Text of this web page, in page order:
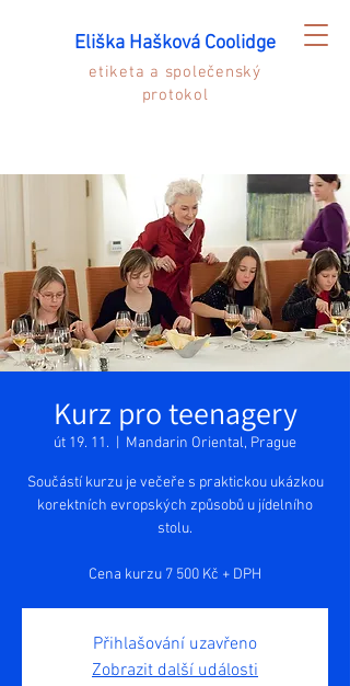
etiketa a společenský
protokol
Eliška Hašková Coolidge
Kurz pro teenagery
út 19. 11. Mandarin Oriental, Prague
Součástí kurzu je večeře s praktickou ukázkou
korektních evropských způsobů u jídelního
stolu.
Cena kurzu 7 500 Kč + DPH
Přihlašování uzavřeno
Zobrazit další události